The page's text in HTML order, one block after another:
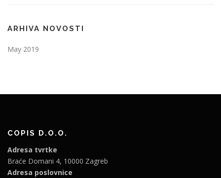
ARHIVA NOVOSTI
May 2019
COPIS D.O.O.
Adresa tvrtke
Braće Domani 4, 10000 Zagreb
Adresa poslovnice